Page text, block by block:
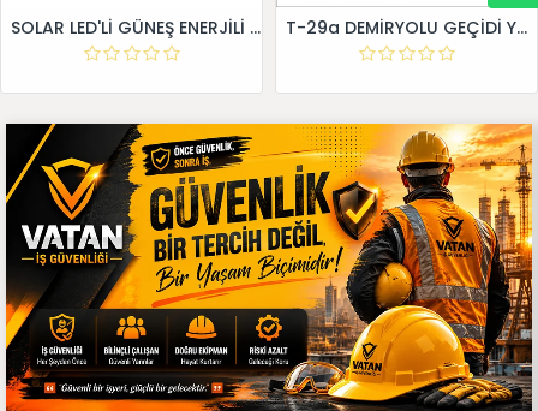
SOLAR LED'Lİ GÜNEŞ ENERJİLİ LEVHA T-29a DEMİRYOLU GEÇİDİ YAKLAŞIM LEVHALARI (Sağ)